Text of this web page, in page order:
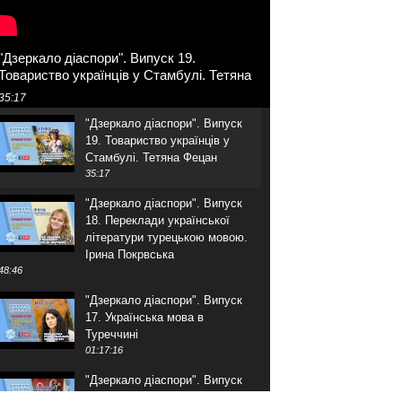
діаспори". Випуск 19.
українців у Стамбулі. Тетяна
Фецан
"Дзеркало діаспори". Випуск
19. Товариство українців у
Стамбулі. Тетяна Фецан
35:17
"Дзеркало діаспори". Випуск
18. Переклади української
літератури турецькою мовою.
Ірина Покрвська
"Дзеркало діаспори". Випуск
17. Українська мова в
Туреччині
01:17:16
"Дзеркало діаспори". Випуск